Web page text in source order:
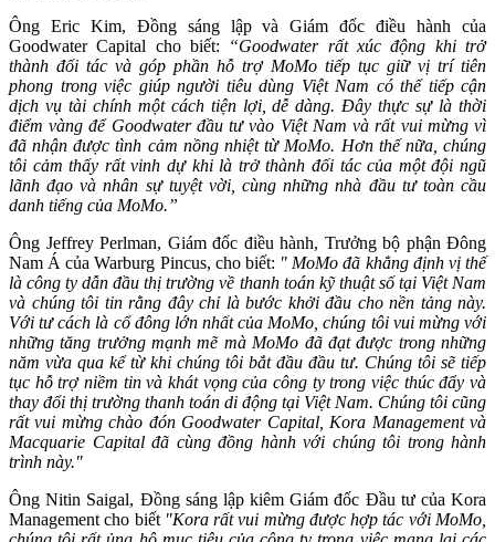
Ông Eric Kim, Đồng sáng lập và Giám đốc điều hành của
Goodwater Capital cho biết: “Goodwater rất xúc động khi trở
thành đối tác và góp phần hỗ trợ MoMo tiếp tục giữ vị trí tiên
phong trong việc giúp người tiêu dùng Việt Nam có thể tiếp cận
dịch vụ tài chính một cách tiện lợi, dễ dàng. Đây thực sự là thời
điểm vàng để Goodwater đầu tư vào Việt Nam và rất vui mừng vì
đã nhận được tình cảm nồng nhiệt từ MoMo. Hơn thế nữa, chúng
tôi cảm thấy rất vinh dự khi là trở thành đối tác của một đội ngũ
lãnh đạo và nhân sự tuyệt vời, cùng những nhà đầu tư toàn cầu
danh tiếng của MoMo.”
Ông Jeffrey Perlman, Giám đốc điều hành, Trưởng bộ phận Đông
Nam Á của Warburg Pincus, cho biết: " MoMo đã khẳng định vị thế
là công ty dẫn đầu thị trường về thanh toán kỹ thuật số tại Việt Nam
và chúng tôi tin rằng đây chỉ là bước khởi đầu cho nền tảng này.
Với tư cách là cổ đông lớn nhất của MoMo, chúng tôi vui mừng với
những tăng trưởng mạnh mẽ mà MoMo đã đạt được trong những
năm vừa qua kể từ khi chúng tôi bắt đầu đầu tư. Chúng tôi sẽ tiếp
tục hỗ trợ niềm tin và khát vọng của công ty trong việc thúc đẩy và
thay đổi thị trường thanh toán di động tại Việt Nam. Chúng tôi cũng
rất vui mừng chào đón Goodwater Capital, Kora Management và
Macquarie Capital đã cùng đồng hành với chúng tôi trong hành
trình này."
Ông Nitin Saigal, Đồng sáng lập kiêm Giám đốc Đầu tư của Kora
Management cho biết "Kora rất vui mừng được hợp tác với MoMo,